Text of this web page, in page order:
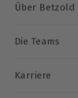
Über Betzold
Die Teams
Karriere